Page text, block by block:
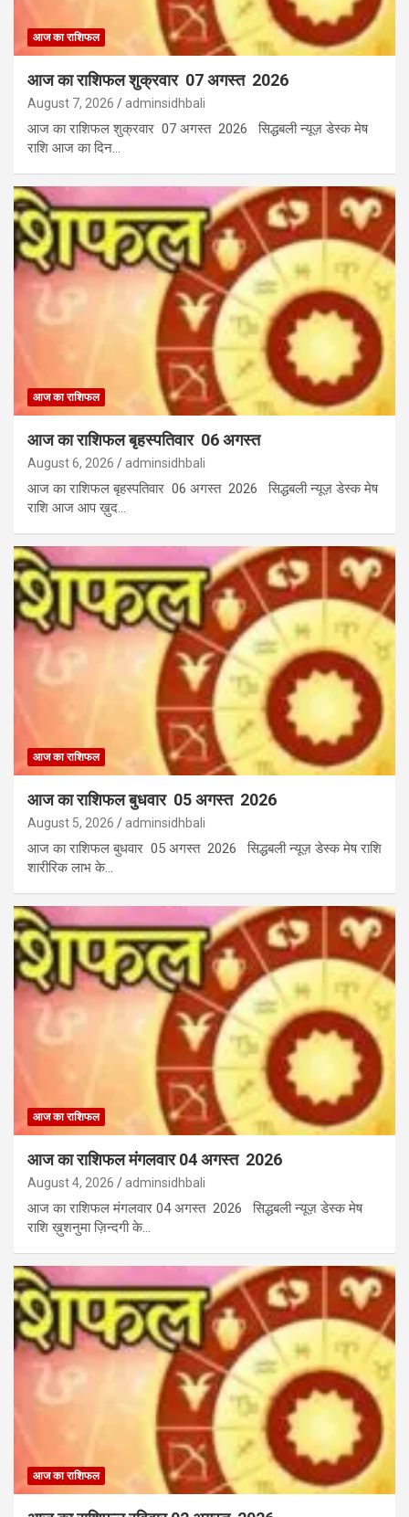
आज का राशिफल
आज का राशिफल शुक्रवार 07 अगस्त 2026
August 7, 2026 adminsidhbali
आज का राशिफल शुक्रवार 07 अगस्त 2026 सिद्धबली न्यूज़ डेस्क मेष
राशि आज का दिन…
आज का राशिफल
आज का राशिफल बृहस्पतिवार 06 अगस्त
August 6, 2026 adminsidhbali
आज का राशिफल बृहस्पतिवार 06 अगस्त 2026 सिद्धबली न्यूज़ डेस्क मेष
राशि आज आप ख़ुद…
आज का राशिफल
आज का राशिफल बुधवार 05 अगस्त 2026
August 5, 2026 adminsidhbali
आज का राशिफल बुधवार 05 अगस्त 2026 सिद्धबली न्यूज़ डेस्क मेष राशि
शारीरिक लाभ के…
आज का राशिफल
आज का राशिफल मंगलवार 04 अगस्त 2026
August 4, 2026 adminsidhbali
आज का राशिफल मंगलवार 04 अगस्त 2026 सिद्धबली न्यूज़ डेस्क मेष
राशि ख़ुशनुमा ज़िन्दगी के…
आज का राशिफल